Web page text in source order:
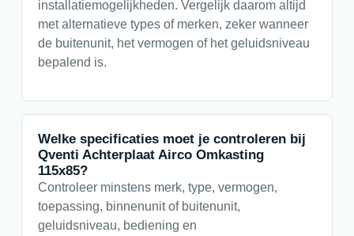
installatiemogelijkheden. Vergelijk daarom altijd
met alternatieve types of merken, zeker wanneer
de buitenunit, het vermogen of het geluidsniveau
bepalend is.
Welke specificaties moet je controleren bij
Qventi Achterplaat Airco Omkasting
115x85?
Controleer minstens merk, type, vermogen,
toepassing, binnenunit of buitenunit,
geluidsniveau, bediening en